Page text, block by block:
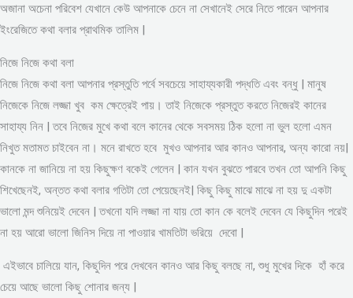
অজানা অচেনা পরিবেশ যেখানে কেউ আপনাকে চেনে না সেখানেই সেরে নিতে পারেন আপনার
ইংরেজিতে কথা বলার প্রাথমিক তালিম |
নিজে নিজে কথা বলা
নিজে নিজে কথা বলা আপনার প্রস্তুতি পর্বে সবচেয়ে সাহায্যকারী পদ্ধতি এবং বন্ধু | মানুষ
নিজেকে নিজে লজ্জা খুব কম ক্ষেত্রেই পায়। তাই নিজেকে প্রস্তুত করতে নিজেরই কানের
সাহায্য নিন | তবে নিজের মুখে কথা বলে কানের থেকে সবসময় ঠিক হলো না ভুল হলো এমন
নিখুত মতামত চাইবেন না। মনে রাখতে হবে মুখও আপনার আর কানও আপনার, অন্য কারো নয়|
কানকে না জানিয়ে না হয় কিছুক্ষণ বকেই গেলেন | কান যখন বুঝতে পারবে তখন তো আপনি কিছু
শিখেছেনই, অন্তত কথা বলার গতিটা তো পেয়েছেনই| কিছু কিছু মাঝে মাঝে না হয় দু একটা
ভালো মন্দ শুনিয়েই দেবেন | তখনো যদি লজ্জা না যায় তো কান কে বলেই দেবেন যে কিছুদিন পরেই
না হয় আরো ভালো জিনিস দিয়ে না পাওয়ার খামতিটা ভরিয়ে দেবো |
এইভাবে চালিয়ে যান, কিছুদিন পরে দেখবেন কানও আর কিছু বলছে না, শুধু মুখের দিকে হাঁ করে
চেয়ে আছে ভালো কিছু শোনার জন্য |